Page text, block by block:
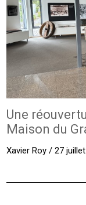
Une
Maison du
Xavier Roy / 27